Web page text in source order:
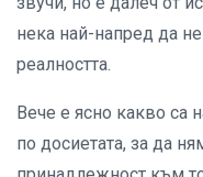
нека най-напред да
реалността.
Вече е ясно какво са
по досиетата, за да